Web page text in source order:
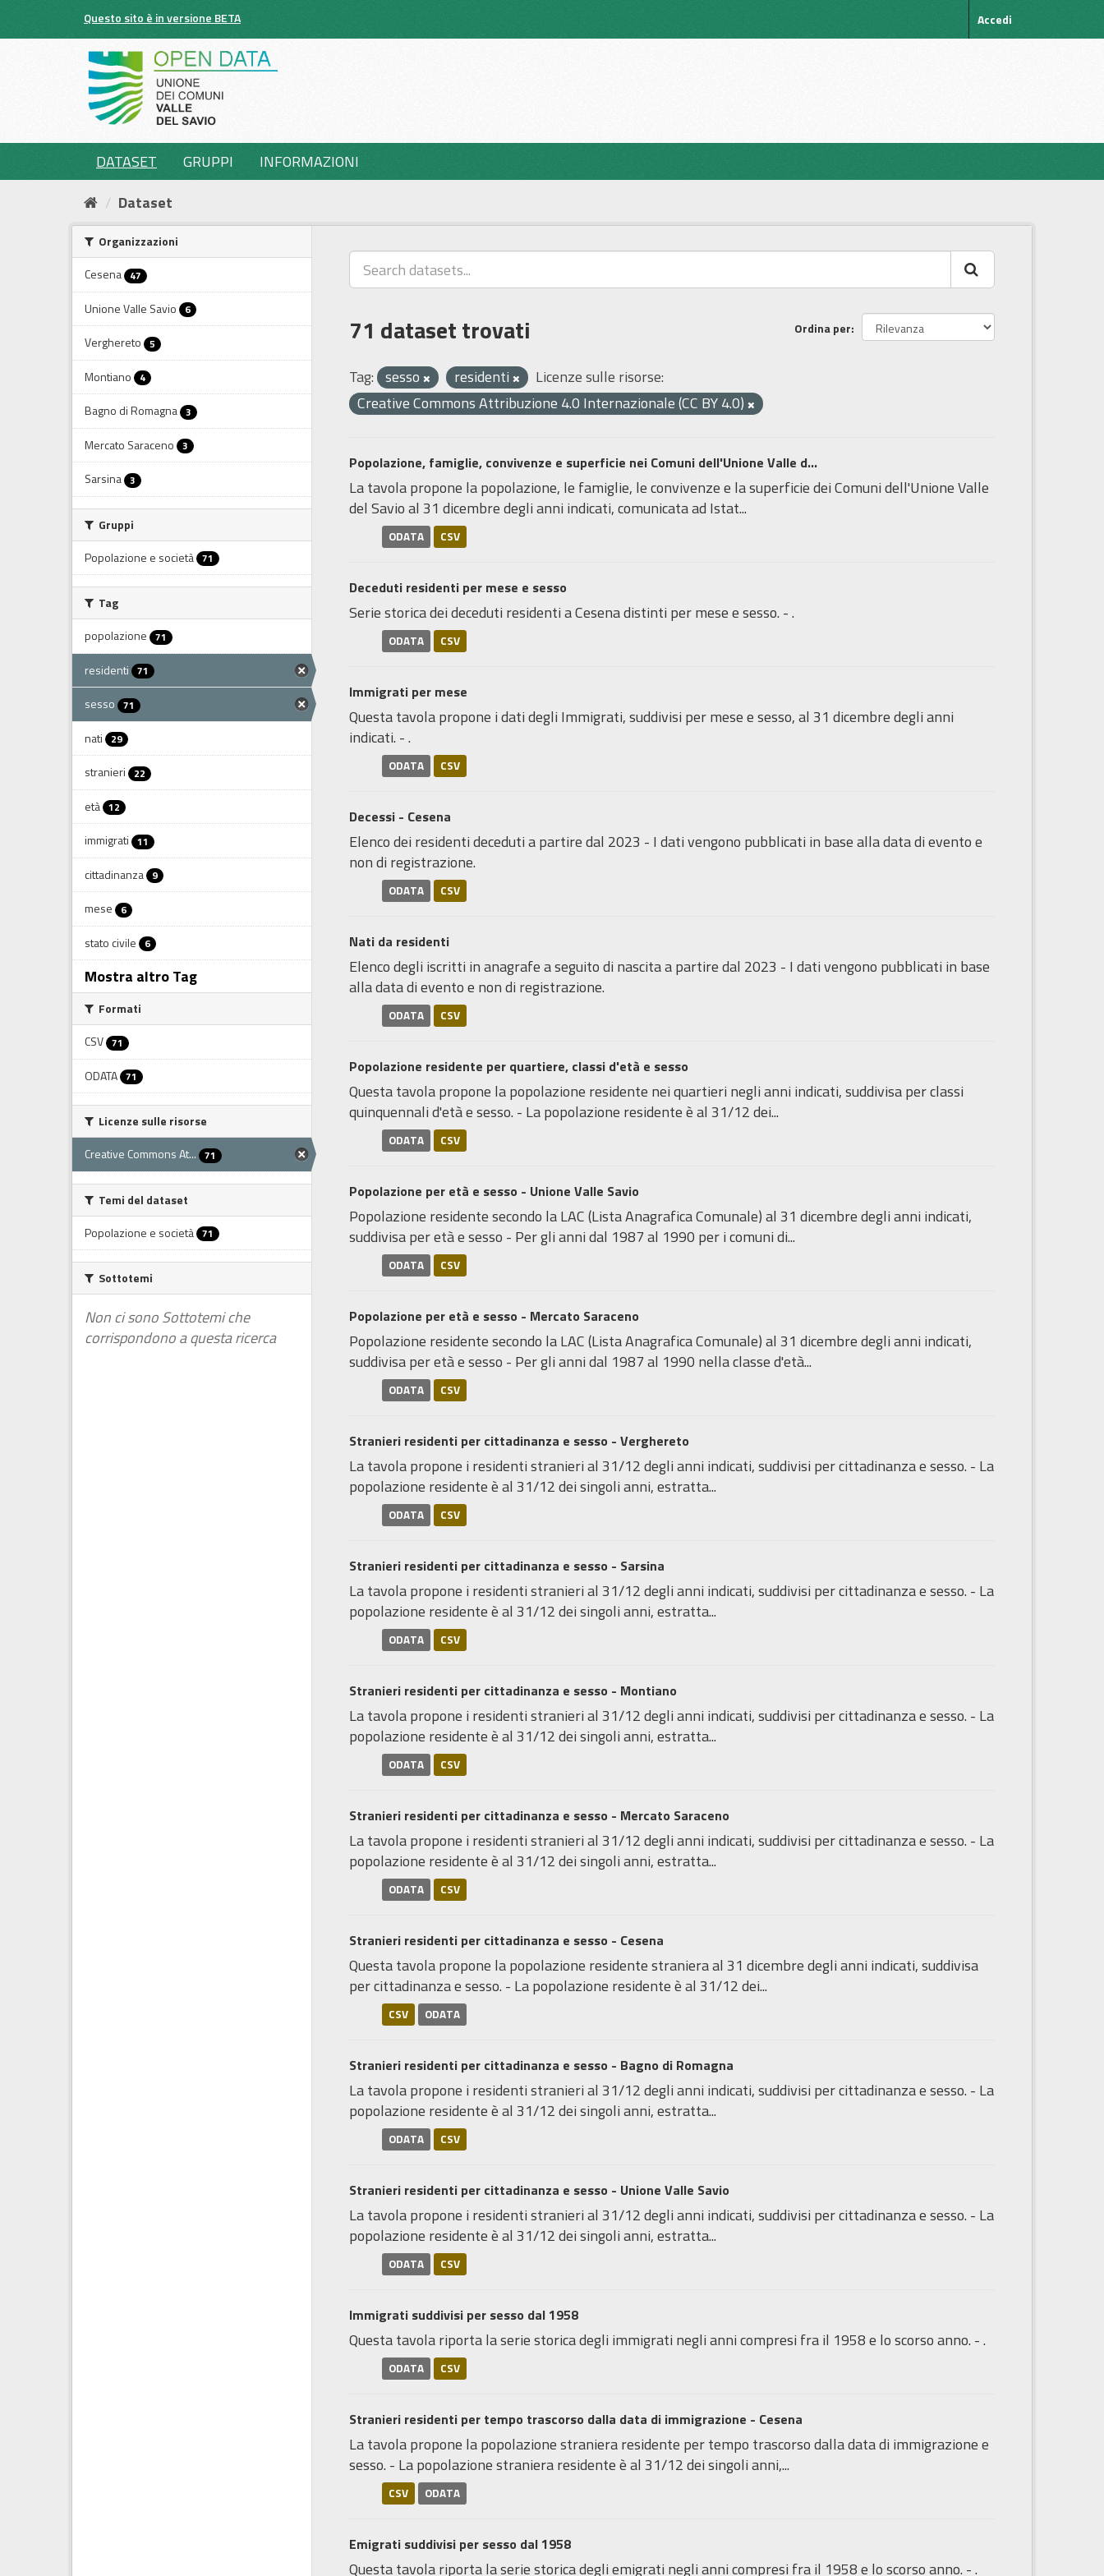
Questo sito è in versione BETA Accedi
DATASET GRUPPI
INFORMAZIONI
Dataset
Organizzazioni
Cesena 47
Unione Valle Savio 6
Verghereto 5
Montiano 4
Bagno di Romagna 3
Mercato Saraceno 3
Sarsina 3
Gruppi
Popolazione e società 71
Tag
popolazione 71
residenti 71
sesso 71
nati 29
stranieri 22
età 12
immigrati 11
cittadinanza 9
mese 6
stato civile 6
Mostra altro Tag
Formati
CSV 71
ODATA 71
Licenze sulle risorse
Creative Commons At... 71
Temi del dataset
Popolazione e società 71
Sottotemi
Non ci sono Sottotemi che
corrispondono a questa ricerca
Ordina per
71 dataset trovati
Tag: sesso residenti
Licenze sulle risorse:
Creative Commons Attribuzione 4.0 Internazionale (CC BY 4.0)
Popolazione, famiglie, convivenze e superficie nei Comuni dell'Unione Valle d...
La tavola propone la popolazione, le famiglie, le convivenze e la superficie dei Comuni dell'Unione Valle
del Savio al 31 dicembre degli anni indicati, comunicata ad Istat...
ODATA CSV
Deceduti residenti per mese e sesso
Serie storica dei deceduti residenti a Cesena distinti per mese e sesso. - .
ODATA CSV
Immigrati per mese
Questa tavola propone i dati degli Immigrati, suddivisi per mese e sesso, al 31 dicembre degli anni
indicati. - .
ODATA CSV
Decessi - Cesena
Elenco dei residenti deceduti a partire dal 2023 - I dati vengono pubblicati in base alla data di evento e
non di registrazione.
ODATA CSV
Nati da residenti
Elenco degli iscritti in anagrafe a seguito di nascita a partire dal 2023 - I dati vengono pubblicati in base
alla data di evento e non di registrazione.
ODATA CSV
Popolazione residente per quartiere, classi d'età e sesso
Questa tavola propone la popolazione residente nei quartieri negli anni indicati, suddivisa per classi
quinquennali d'età e sesso. - La popolazione residente è al 31/12 dei...
ODATA CSV
Popolazione per età e sesso - Unione Valle Savio
Popolazione residente secondo la LAC (Lista Anagrafica Comunale) al 31 dicembre degli anni indicati,
suddivisa per età e sesso - Per gli anni dal 1987 al 1990 per i comuni di...
ODATA CSV
Popolazione per età e sesso - Mercato Saraceno
Popolazione residente secondo la LAC (Lista Anagrafica Comunale) al 31 dicembre degli anni indicati,
suddivisa per età e sesso - Per gli anni dal 1987 al 1990 nella classe d'età...
ODATA CSV
Stranieri residenti per cittadinanza e sesso - Verghereto
La tavola propone i residenti stranieri al 31/12 degli anni indicati, suddivisi per cittadinanza e sesso. - La
popolazione residente è al 31/12 dei singoli anni, estratta...
ODATA CSV
Stranieri residenti per cittadinanza e sesso - Sarsina
La tavola propone i residenti stranieri al 31/12 degli anni indicati, suddivisi per cittadinanza e sesso. - La
popolazione residente è al 31/12 dei singoli anni, estratta...
ODATA CSV
Stranieri residenti per cittadinanza e sesso - Montiano
La tavola propone i residenti stranieri al 31/12 degli anni indicati, suddivisi per cittadinanza e sesso. - La
popolazione residente è al 31/12 dei singoli anni, estratta...
ODATA CSV
Stranieri residenti per cittadinanza e sesso - Mercato Saraceno
La tavola propone i residenti stranieri al 31/12 degli anni indicati, suddivisi per cittadinanza e sesso. - La
popolazione residente è al 31/12 dei singoli anni, estratta...
ODATA CSV
Stranieri residenti per cittadinanza e sesso - Cesena
Questa tavola propone la popolazione residente straniera al 31 dicembre degli anni indicati, suddivisa
per cittadinanza e sesso. - La popolazione residente è al 31/12 dei...
CSV ODATA
Stranieri residenti per cittadinanza e sesso - Bagno di Romagna
La tavola propone i residenti stranieri al 31/12 degli anni indicati, suddivisi per cittadinanza e sesso. - La
popolazione residente è al 31/12 dei singoli anni, estratta...
ODATA CSV
Stranieri residenti per cittadinanza e sesso - Unione Valle Savio
La tavola propone i residenti stranieri al 31/12 degli anni indicati, suddivisi per cittadinanza e sesso. - La
popolazione residente è al 31/12 dei singoli anni, estratta...
ODATA CSV
Immigrati suddivisi per sesso dal 1958
Questa tavola riporta la serie storica degli immigrati negli anni compresi fra il 1958 e lo scorso anno. - .
ODATA CSV
Stranieri residenti per tempo trascorso dalla data di immigrazione - Cesena
La tavola propone la popolazione straniera residente per tempo trascorso dalla data di immigrazione e
sesso. - La popolazione straniera residente è al 31/12 dei singoli anni,...
CSV ODATA
Emigrati suddivisi per sesso dal 1958
Questa tavola riporta la serie storica degli emigrati negli anni compresi fra il 1958 e lo scorso anno. - .